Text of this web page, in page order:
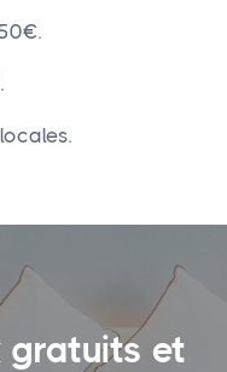
gratuits et